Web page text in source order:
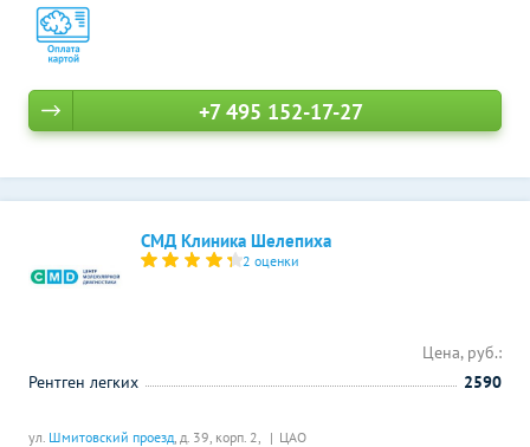
+7 495 152-17-27
СМД Клиника Шелепиха
2 оценки
ул. Шмитовский проезд, д. 39, корп. 2, ЦАО
Цена, руб.:
Рентген легких
2590